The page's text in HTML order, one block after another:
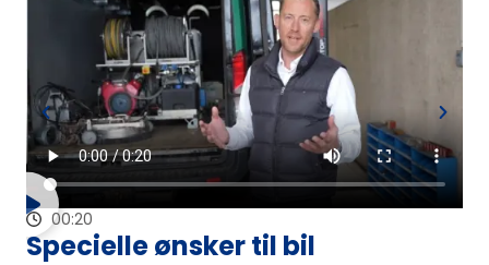
00:20
Specielle ønsker til bil